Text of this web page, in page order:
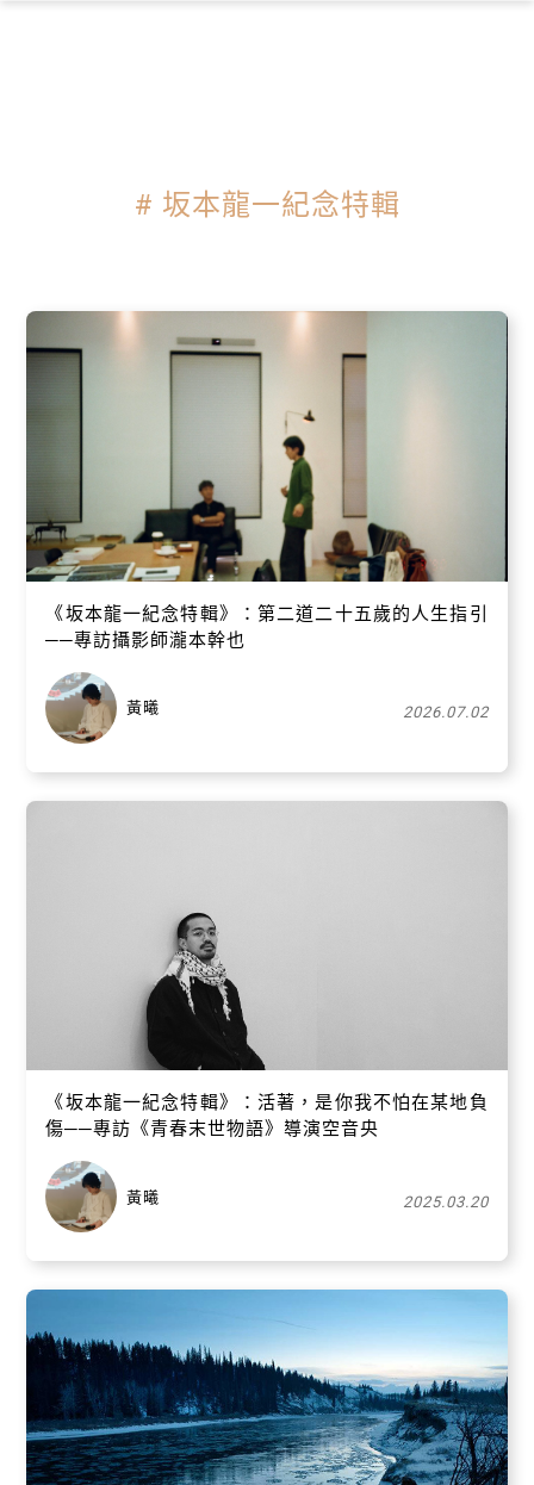
# 坂本龍一紀念特輯
《坂本龍一紀念特輯》：第二道二十五歲的人生指引
──專訪攝影師瀧本幹也
黃曦 2026.07.02
《坂本龍一紀念特輯》：活著，是你我不怕在某地負
傷──專訪《青春末世物語》導演空音央
黃曦 2025.03.20